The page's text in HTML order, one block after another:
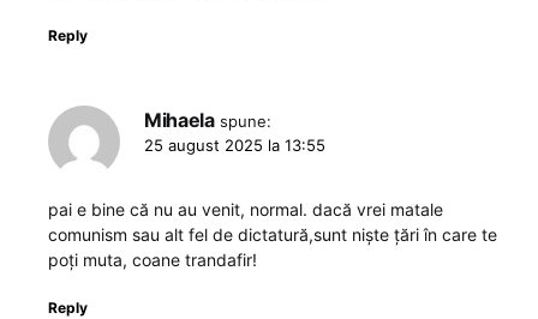
Reply
Mihaela spune:
25 august 2025 la 13:55
pai e bine că nu au venit, normal. dacă vrei matale
comunism sau alt fel de dictatură,sunt niște țări în care te
poți muta, coane trandafir!
Reply